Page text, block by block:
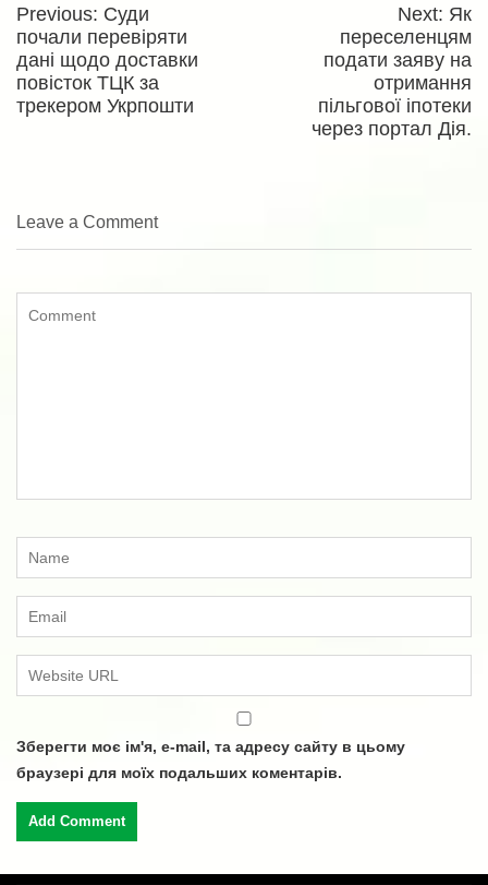
Previous: Previous
post:
Суди
почали перевіряти
дані щодо доставки
повісток ТЦК за
трекером Укрпошти
Next: Next
Як
переселенцям
подати заяву на
отримання
пільгової іпотеки
через портал Дія.
Leave a Comment
Зберегти моє ім'я, e-mail, та адресу сайту в цьому
браузері для моїх подальших коментарів.